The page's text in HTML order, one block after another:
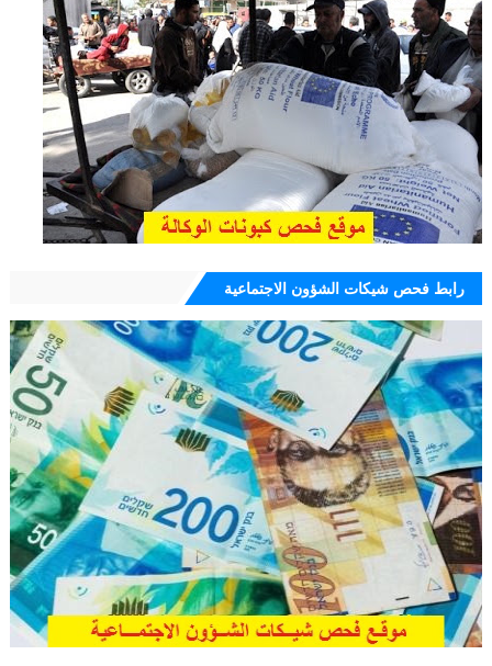
رابط فحص شيكات الشؤون الاجتماعية